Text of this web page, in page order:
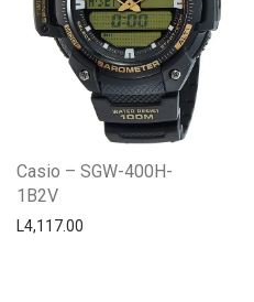
Casio – SGW-400H-
1B2V
L4,117.00